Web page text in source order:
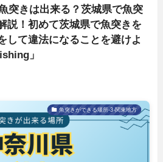
突きは出来る？茨城県で魚突
説！初めて茨城県で魚突きを
して違法になることを避けよ
」
魚突きができる場所-3-関東地方